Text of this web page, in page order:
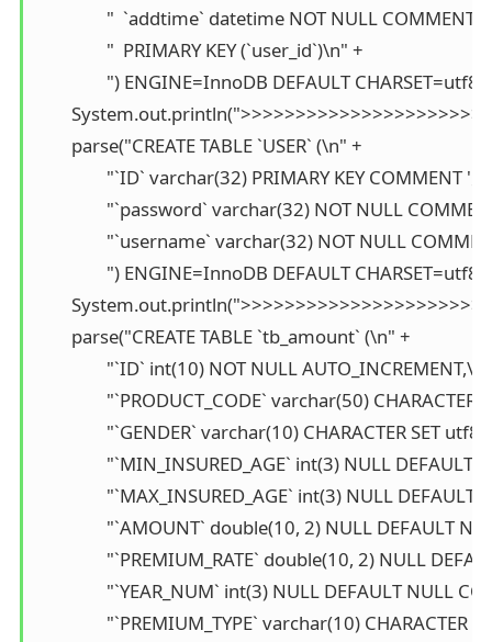
"  `addtime` datetime NOT NULL COMMENT
                "  PRIMARY KEY (`user_id`)\n" +
") ENGINE=InnoDB DEFAULT
        parse("CREATE TABLE `USER` (\n" +
"`ID` varchar(32) PRIMARY KEY COMMENT '
"`password` varchar(32) NOT NULL
"`username` varchar(32) NOT NULL
") ENGINE=InnoDB DEFAULT
        parse("CREATE TABLE `tb_amount` (\n" +
"`ID` int(10) NOT NULL
"`PRODUCT_CODE` varchar(50)
"`GENDER` varchar(10) CHARACTER
"`MIN_INSURED_AGE` int(3) NULL
"`MAX_INSURED_AGE` int(3) NULL
"`AMOUNT` double(10, 2) NULL DEFAULT
"`PREMIUM_RATE` double(10, 2) NULL
"`YEAR_NUM` int(3) NULL DEFAULT NULL
"`PREMIUM_TYPE` varchar(10)